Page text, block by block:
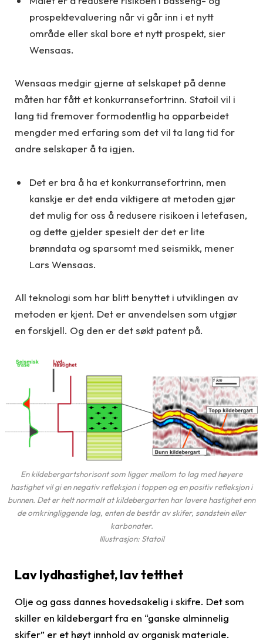
prospektevaluering når vi går inn i et nytt
område eller skal bore et nytt prospekt, sier
Wensaas.
Wensaas medgir gjerne at selskapet på denne
måten har fått et konkurransefortrinn. Statoil vil i
lang tid fremover formodentlig ha opparbeidet
mengder med erfaring som det vil ta lang tid for
andre selskaper å ta igjen.
Det er bra å ha et konkurransefortrinn, men
kanskje er det enda viktigere at metoden gjør
det mulig for oss å redusere risikoen i letefasen,
og dette gjelder spesielt der det er lite
brønndata og sparsomt med seismikk, mener
Lars Wensaas.
All teknologi som har blitt benyttet i utviklingen av
metoden er kjent. Det er anvendelsen som utgjør
en forskjell. Og den er det søkt patent på.
En kildebergartshorisont som ligger mellom to lag med høyere
hastighet vil gi en negativ refleksjon i toppen og en positiv refleksjon i
bunnen. Det er helt normalt at kildebergarten har lavere hastighet enn
de omkringliggende lag, enten de består av skifer, sandstein eller
karbonater.
Illustrasjon: Statoil
Lav lydhastighet, lav tetthet
Olje og gass dannes hovedsakelig i skifre. Det som
skiller en kildebergart fra en “ganske alminnelig
skifer” er et høyt innhold av organisk materiale.